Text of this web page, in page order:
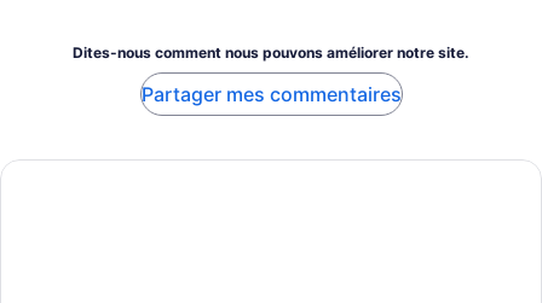
Dites-nous comment nous pouvons améliorer notre site.
Partager mes commentaires